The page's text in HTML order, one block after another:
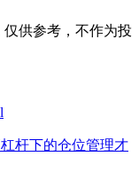
供参考，不作为投
杆下的仓位管理才